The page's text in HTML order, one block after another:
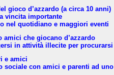
gioco d’azzardo (a circa 10 anni)
vincita importante
nel quotidiano e maggiori eventi
che giocano d’azzardo
in attività illecite per procurarsi
e amici
sociale con amici e parenti ad uno